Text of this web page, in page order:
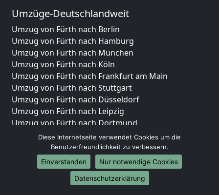
Umzüge-Deutschlandweit
Umzug von Fürth nach Berlin
Umzug von Fürth nach Hamburg
Umzug von Fürth nach München
Umzug von Fürth nach Köln
Umzug von Fürth nach Frankfurt am Main
Umzug von Fürth nach Stuttgart
Umzug von Fürth nach Düsseldorf
Umzug von Fürth nach Leipzig
Umzug von Fürth nach Dortmund
Umzug von Fürth nach Essen
Umzug von Fürth nach Bremen
Umzug von Fürth nach Dresden
Umzug von Fürth nach Hannover
Umzug von Fürth nach Nürnberg
Diese Internetseite verwendet Cookies um die
Benutzerfreundlichkeit zu verbessern.
Einverstanden
Nur notwendige Cookies
Datenschutzerklärung